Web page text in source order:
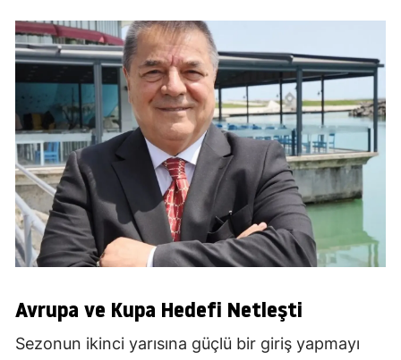
Avrupa ve Kupa Hedefi Netleşti
Sezonun ikinci yarısına güçlü bir giriş yapmayı